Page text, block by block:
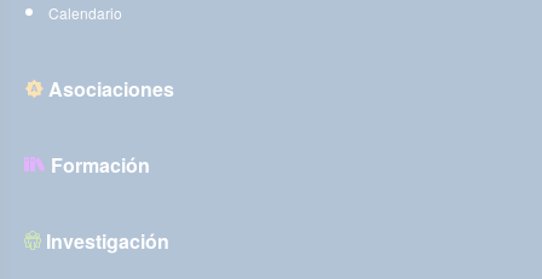
Calendario
Asociaciones
Formación
Investigación